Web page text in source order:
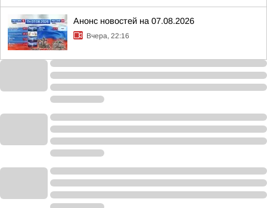
Анонс новостей на 07.08.2026
Вчера, 22:16